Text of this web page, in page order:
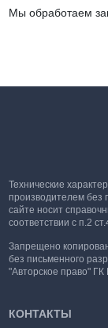
Мы обработаем
Технические
производителем без
сайте носит
соответствии с п.2
Запрещено
без письменного
"Авторское право" ГК
КОНТАКТЫ